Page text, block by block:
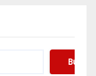
Buscar